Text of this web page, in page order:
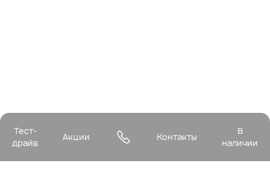
Тест-
драйв
Акции Контакты
В
наличии